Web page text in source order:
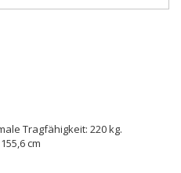
Tragfähigkeit: 220 kg.
cm